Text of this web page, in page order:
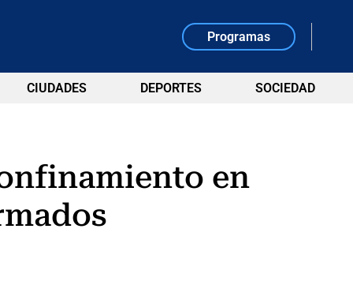
Programas
CIUDADES DEPORTES SOCIEDAD
en